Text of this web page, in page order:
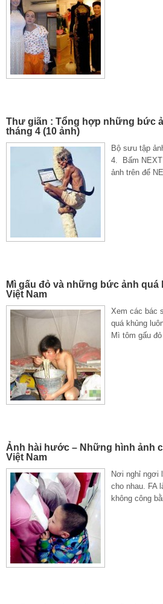
Thư giãn : Tổng hợp những bức
tháng 4 (10 ảnh)
Bộ sưu tập
4. Bấm
ảnh trên để
Mì gấu đỏ và những bức ảnh quá
Việt Nam
Xem các bác
quá khủng
Mì tôm gấu
Ảnh hài hước – Những hình ảnh
Việt Nam
Nơi nghỉ ngơi
cho nhau. FA
không công